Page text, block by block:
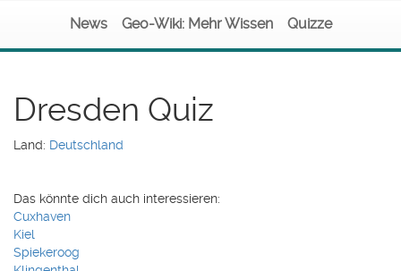
News Geo-Wiki: Mehr Wissen Quizze
Dresden Quiz
Land: Deutschland
Das könnte dich auch interessieren:
Cuxhaven
Kiel
Spiekeroog